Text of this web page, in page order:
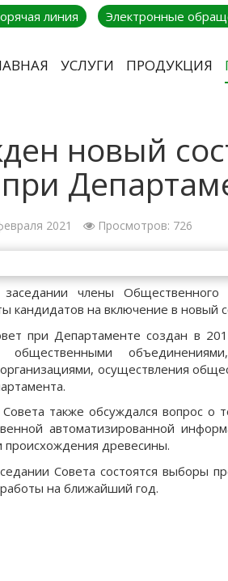
линия Электронные
УСЛУГИ ПРОДУКЦИЯ
новый
2021 Просмотров: 726
члены Общественного
кандидатов на включение в новый
при Департаменте создан в
общественными
осуществления
также обсуждался вопрос о
автоматизированной
происхождения древесины.
Совета состоятся выборы
на ближайший год.